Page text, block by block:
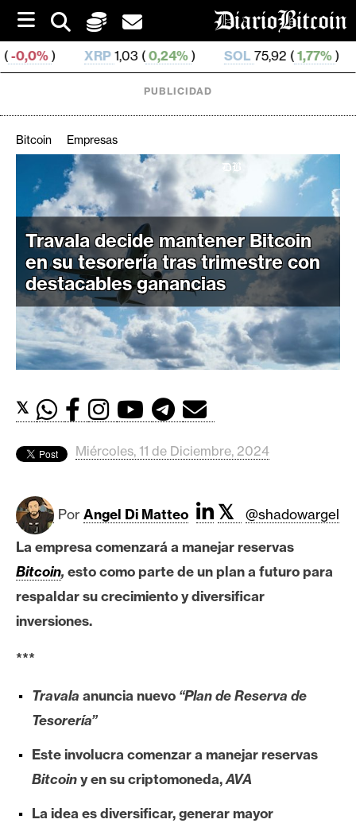
i
p
t
o
1,03 ( 0,24%) SOL75,92 ( 1,77%) TRX0,329
C
r
i
p
t
o
M
e
r
c
o
i
c
o
i
n
e
r
u
m
PUBLICIDAD
Bitcoin Empresas
Travala decide mantener Bitcoin
en su tesorería tras trimestre con
destacables ganancias
𝕏
Miércoles, 11 de Diciembre, 2024
Por Angel Di Matteo 𝕏
@shadowargel
La empresa comenzará a manejar reservas
Bitcoin, esto como parte de un plan a futuro para
respaldar su crecimiento y diversificar
inversiones.
***
Travala anuncia nuevo “Plan de Reserva de
Tesorería”
Este involucra comenzar a manejar reservas
Bitcoiny en su criptomoneda,AVA
La idea es diversificar, generar mayor